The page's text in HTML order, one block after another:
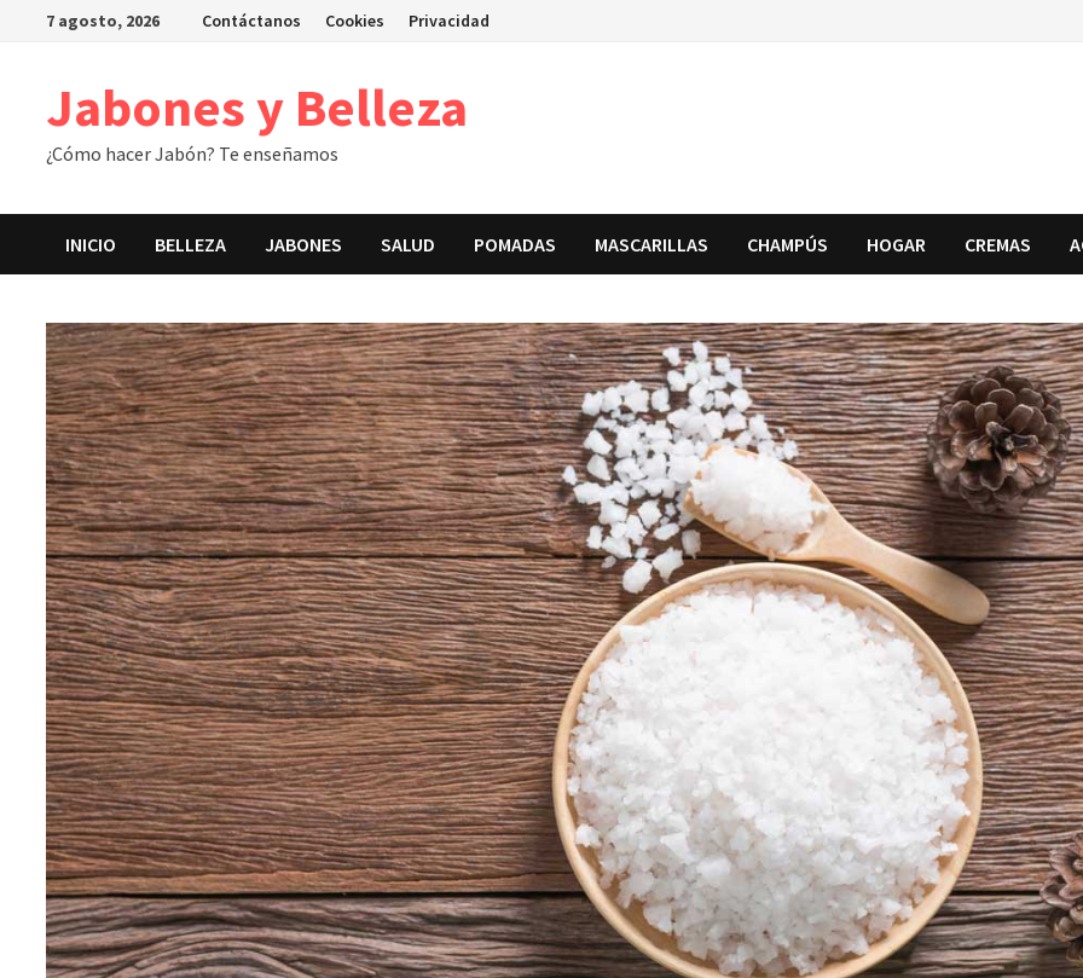
Saltar7 agosto, 2026 Contáctanos Cookies Privacidad
Jabones y Belleza
¿Cómo hacer Jabón? Te enseñamos
INICIO BELLEZA JABONES SALUD POMADAS MASCARILLAS CHAMPÚS HOGAR CREMAS